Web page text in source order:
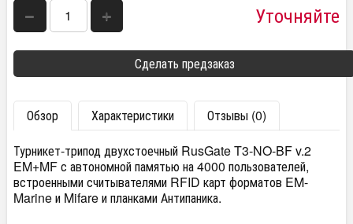
− + Уточняйте
Сделать предзаказ
Обзор Характеристики
Отзывы (0)
Турникет-трипод двухстоечный RusGate T3-NO-BF v.2
EM+MF с автономной памятью на 4000 пользователей,
встроенными считывателями RFID карт форматов EM-
Marine и Mifare и планками Антипаника.